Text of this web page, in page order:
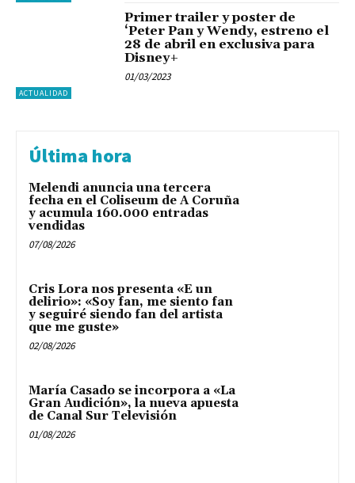
ACTUALIDAD
Primer trailer y poster de
‘Peter Pan y Wendy, estreno el
28 de abril en exclusiva para
Disney+
01/03/2023
Última hora
Melendi anuncia una tercera
fecha en el Coliseum de A Coruña
y acumula 160.000 entradas
vendidas
07/08/2026
Cris Lora nos presenta «E un
delirio»: «Soy fan, me siento fan
y seguiré siendo fan del artista
que me guste»
02/08/2026
María Casado se incorpora a «La
Gran Audición», la nueva apuesta
de Canal Sur Televisión
01/08/2026